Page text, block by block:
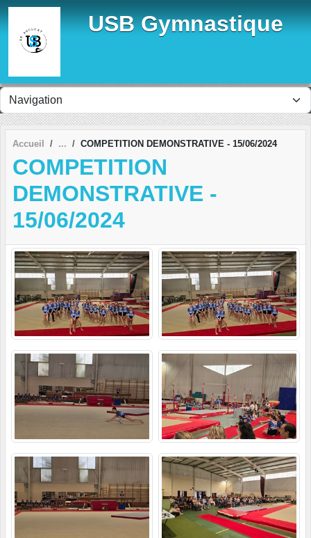
USB Gymnastique
Accueil COMPETITION DEMONSTRATIVE - 15/06/2024
COMPETITION
DEMONSTRATIVE -
15/06/2024
Panneau de gestion des cookies